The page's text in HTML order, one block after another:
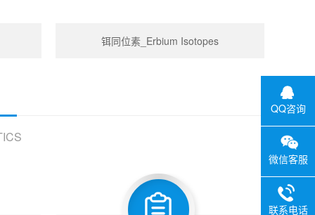
铒同位素_Erbium Isotopes
QQ咨询
微信客服
联系电话